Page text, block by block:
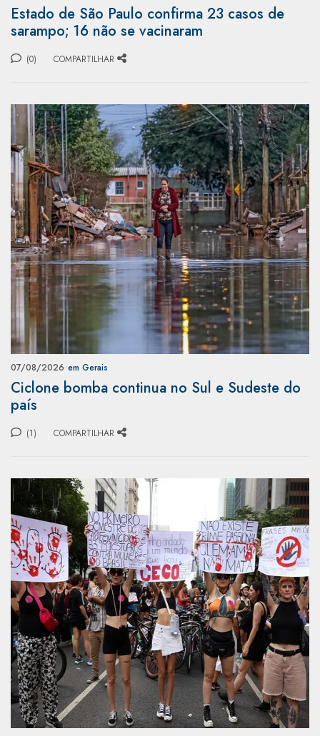
Estado de São Paulo confirma 23 casos de
sarampo; 16 não se vacinaram
(0) COMPARTILHAR
07/08/2026 em Gerais
Ciclone bomba continua no Sul e Sudeste do
país
(1) COMPARTILHAR